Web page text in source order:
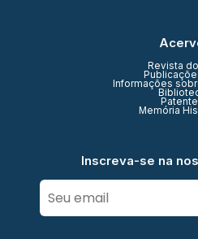
Revista
Informações
Memória
Inscreva-se na